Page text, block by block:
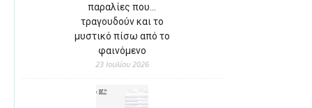
παραλίες που…
τραγουδούν και το
μυστικό πίσω από το
φαινόμενο
23 Ιουλίου 2026